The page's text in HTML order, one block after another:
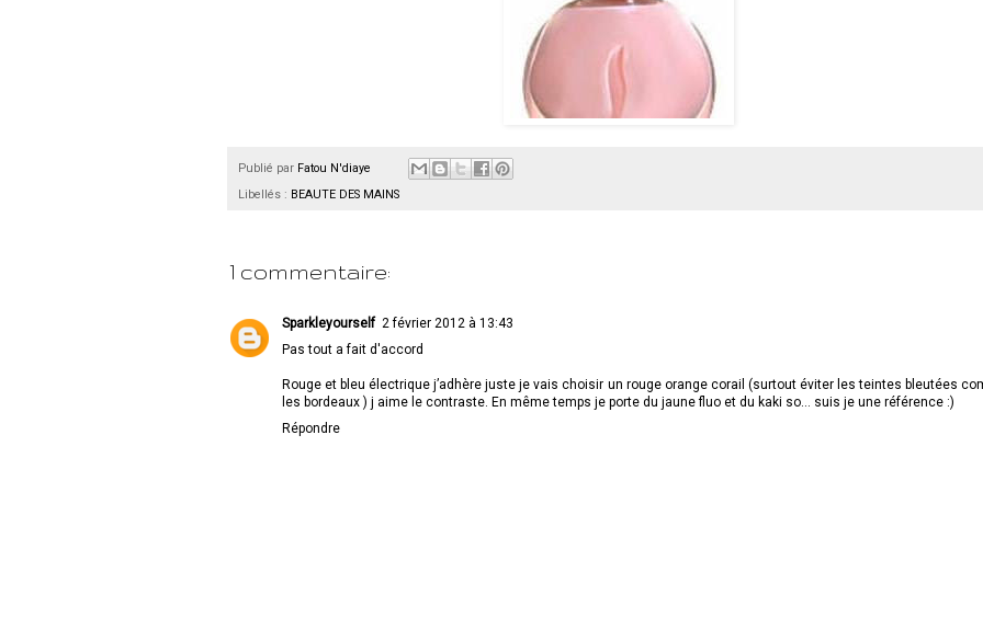
Publié par Fatou N'diaye
Libellés : BEAUTE DES MAINS
1 commentaire:
Sparkleyourself 2 février 2012 à 13:43
Pas tout a fait d'accord
Rouge et bleu électrique j’adhère juste je vais choisir un rouge orange corail (surtout éviter les teintes bleutées
les bordeaux ) j aime le contraste. En même temps je porte du jaune fluo et du kaki so... suis je une référence :)
Répondre